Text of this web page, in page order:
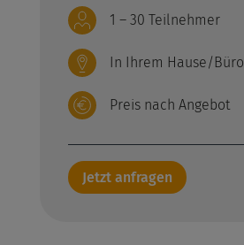
1 – 30 Teilnehmer
In Ihrem Hause/Büro
Preis nach Angebot
Jetzt anfragen